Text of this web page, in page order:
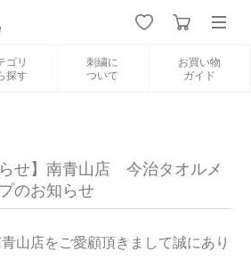
ゴリ
探す
刺繍に
ついて
お買い物
ガイド
新規会員登録
せ】南青山店 今治タオルメ
のお知らせ
山店をご愛顧頂きまして誠にあり